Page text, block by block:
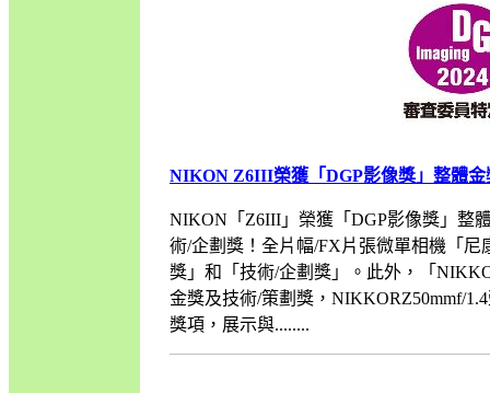
NIKON Z6III榮獲「DGP影像獎」整體金
NIKON「Z6III」榮獲「DGP影像獎」整
術/企劃獎！全片幅/FX片張微單相機「尼
獎」和「技術/企劃獎」。此外，「
金獎及技術/策劃獎，NIKKORZ50mmf/
獎項，展示與........